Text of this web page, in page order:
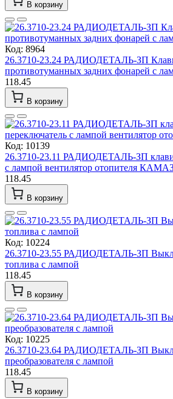
В корзину
Код: 8964
26.3710-23.24 РАДИОДЕТАЛЬ-ЗП
противотуманных задних фонарей с
118.45
В корзину
Код: 10139
26.3710-23.11 РАДИОДЕТАЛЬ-ЗП
с лампой вентилятор отопителя
118.45
В корзину
Код: 10224
26.3710-23.55 РАДИОДЕТАЛЬ-ЗП
топлива с лампой
118.45
В корзину
Код: 10225
26.3710-23.64 РАДИОДЕТАЛЬ-ЗП
преобразователя с лампой
118.45
В корзину